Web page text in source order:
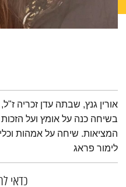
תמצית הפודקאסט
אורין גנץ, שבתה עדן זכריה
בשיחה כנה על אומץ ועל
לימור פראג
כדאי